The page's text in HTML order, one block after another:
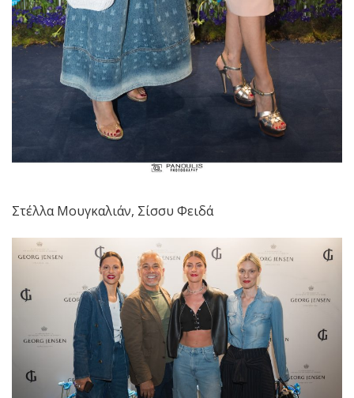
Στέλλα Μουγκαλιάν, Σίσσυ Φειδά